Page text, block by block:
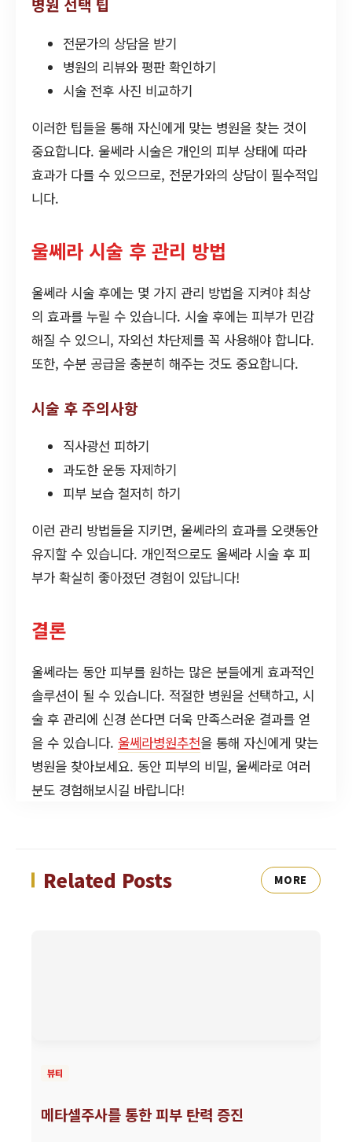
병원 선택 팁
전문가의 상담을 받기
병원의 리뷰와 평판 확인하기
시술 전후 사진 비교하기
이러한 팁들을 통해 자신에게 맞는 병원을 찾는 것이
중요합니다. 울쎄라 시술은 개인의 피부 상태에 따라
효과가 다를 수 있으므로, 전문가와의 상담이 필수적입
니다.
울쎄라 시술 후 관리 방법
울쎄라 시술 후에는 몇 가지 관리 방법을 지켜야 최상
의 효과를 누릴 수 있습니다. 시술 후에는 피부가 민감
해질 수 있으니, 자외선 차단제를 꼭 사용해야 합니다.
또한, 수분 공급을 충분히 해주는 것도 중요합니다.
시술 후 주의사항
직사광선 피하기
과도한 운동 자제하기
피부 보습 철저히 하기
이런 관리 방법들을 지키면, 울쎄라의 효과를 오랫동안
유지할 수 있습니다. 개인적으로도 울쎄라 시술 후 피
부가 확실히 좋아졌던 경험이 있답니다!
결론
울쎄라는 동안 피부를 원하는 많은 분들에게 효과적인
솔루션이 될 수 있습니다. 적절한 병원을 선택하고, 시
술 후 관리에 신경 쓴다면 더욱 만족스러운 결과를 얻
을 수 있습니다. 울쎄라병원추천을 통해 자신에게 맞는
병원을 찾아보세요. 동안 피부의 비밀, 울쎄라로 여러
분도 경험해보시길 바랍니다!
Related Posts MORE
뷰티
메타셀주사를 통한 피부 탄력 증진